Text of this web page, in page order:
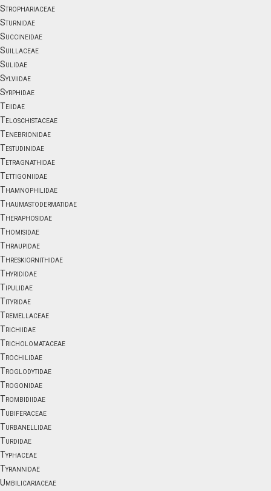
Strophariaceae
Sturnidae
Succineidae
Suillaceae
Sulidae
Sylviidae
Syrphidae
Teiidae
Teloschistaceae
Tenebrionidae
Testudinidae
Tetragnathidae
Tettigoniidae
Thamnophilidae
Thaumastodermatidae
Theraphosidae
Thomisidae
Thraupidae
Threskiornithidae
Thyrididae
Tipulidae
Tityridae
Tremellaceae
Trichiidae
Tricholomataceae
Trochilidae
Troglodytidae
Trogonidae
Trombidiidae
Tubiferaceae
Turbanellidae
Turdidae
Typhaceae
Tyrannidae
Umbilicariaceae